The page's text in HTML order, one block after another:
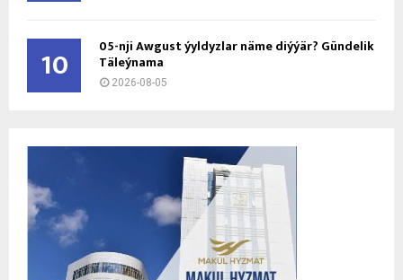
10 05-nji Awgust ýyldyzlar näme diýýär? Gündelik
Täleýnama
2026-08-05